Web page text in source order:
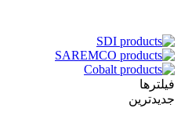
فیلترها
جدیدترین